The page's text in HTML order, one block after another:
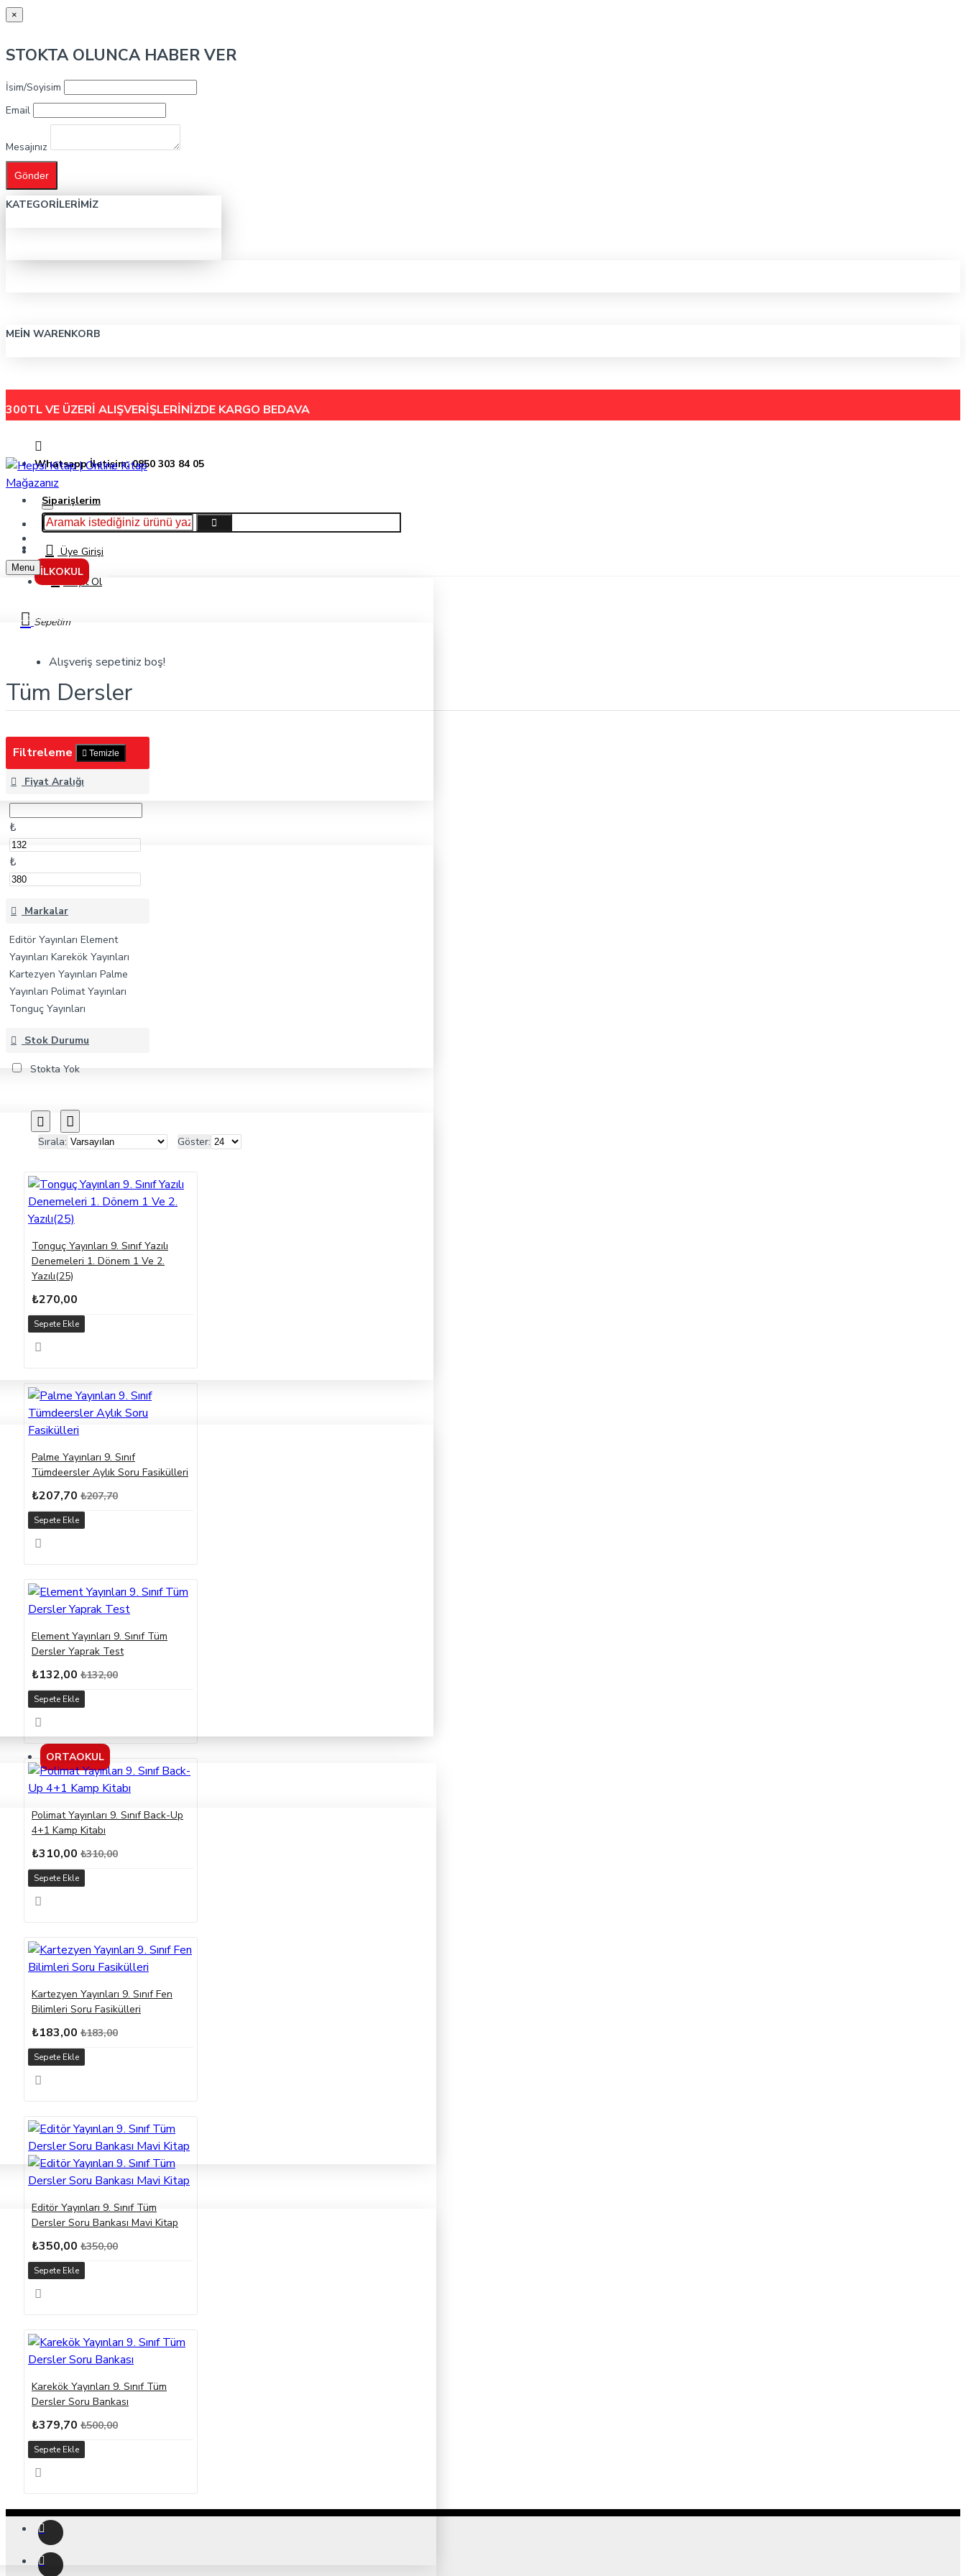
×
STOKTA OLUNCA HABER VER
İsim/Soyisim
Email
Mesajınız
Gönder
KATEGORILERIMIZ
MEIN WARENKORB
300TL VE ÜZERİ ALIŞVERİŞLERİNİZDE KARGO BEDAVA
Whatsapp İletişim: 0850 303 84 05
Siparişlerim
Hakkımızda
İletişimÜye Girişi
Kayıt Ol
Sepetim
Alışveriş sepetiniz boş!
İLKOKUL
ORTAOKUL
Menu
Yardımcı Kaynak
Tüm Dersler
Filtreleme Temizle
Fiyat Aralığı
₺
₺
Markalar
Editör Yayınları Element
Yayınları Karekök Yayınları
Kartezyen Yayınları Palme
Yayınları Polimat Yayınları
Tonguç Yayınları
Stok Durumu
Stokta Yok
Sırala: Göster:
Tonguç Yayınları 9. Sınıf Yazılı
Denemeleri 1. Dönem 1 Ve 2.
Yazılı(25)
₺270,00
Sepete Ekle
Palme Yayınları 9. Sınıf
Tümdeersler Aylık Soru Fasikülleri
₺207,70 ₺207,70
Sepete Ekle
Element Yayınları 9. Sınıf Tüm
Dersler Yaprak Test
₺132,00 ₺132,00
Sepete Ekle
Polimat Yayınları 9. Sınıf Back-Up
4+1 Kamp Kitabı
₺310,00 ₺310,00
Sepete Ekle
Kartezyen Yayınları 9. Sınıf Fen
Bilimleri Soru Fasikülleri
₺183,00 ₺183,00
Sepete Ekle
Editör Yayınları 9. Sınıf Tüm
Dersler Soru Bankası Mavi Kitap
₺350,00 ₺350,00
Sepete Ekle
Karekök Yayınları 9. Sınıf Tüm
Dersler Soru Bankası
₺379,70 ₺500,00
Sepete Ekle